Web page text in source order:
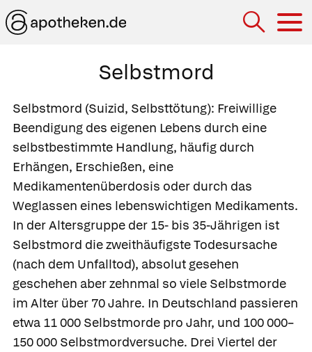
Selbstmord
Selbstmord (Suizid, Selbsttötung): Freiwillige
Beendigung des eigenen Lebens durch eine
selbstbestimmte Handlung, häufig durch
Erhängen, Erschießen, eine
Medikamentenüberdosis oder durch das
Weglassen eines lebenswichtigen Medikaments.
In der Altersgruppe der 15- bis 35-Jährigen ist
Selbstmord die zweithäufigste Todesursache
(nach dem Unfalltod), absolut gesehen
geschehen aber zehnmal so viele Selbstmorde
im Alter über 70 Jahre. In Deutschland passieren
etwa 11 000 Selbstmorde pro Jahr, und 100 000–
150 000 Selbstmordversuche. Drei Viertel der